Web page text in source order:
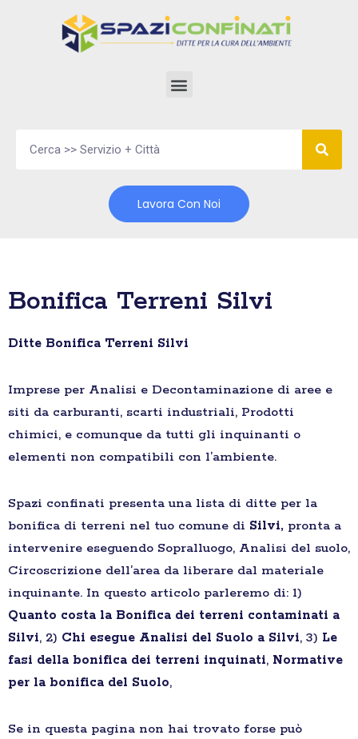
Lavora Con Noi
Bonifica Terreni Silvi
Ditte Bonifica Terreni Silvi
Imprese per Analisi e Decontaminazione di aree e
siti da carburanti, scarti industriali, Prodotti
chimici, e comunque da tutti gli inquinanti o
elementi non compatibili con l’ambiente.
Spazi confinati presenta una lista di ditte per la
bonifica di terreni nel tuo comune di Silvi, pronta a
intervenire eseguendo Sopralluogo, Analisi del suolo,
Circoscrizione dell’area da liberare dal materiale
inquinante. In questo articolo parleremo di: 1)
Quanto costa la Bonifica dei terreni contaminati a
Silvi, 2) Chi esegue Analisi del Suolo a Silvi, 3) Le
fasi della bonifica dei terreni inquinati, Normative
per la bonifica del Suolo,
Se in questa pagina non hai trovato forse può